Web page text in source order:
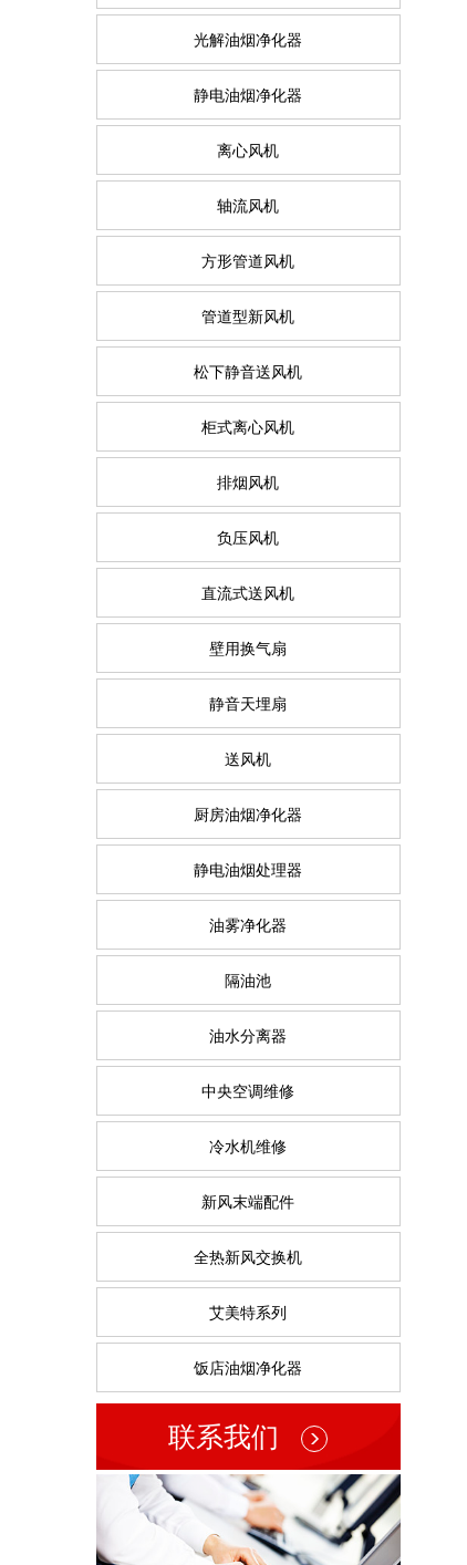
光解油烟净化器
静电油烟净化器
离心风机
轴流风机
方形管道风机
管道型新风机
松下静音送风机
柜式离心风机
排烟风机
负压风机
直流式送风机
壁用换气扇
静音天埋扇
送风机
厨房油烟净化器
静电油烟处理器
油雾净化器
隔油池
油水分离器
中央空调维修
冷水机维修
新风末端配件
全热新风交换机
艾美特系列
饭店油烟净化器
联系我们